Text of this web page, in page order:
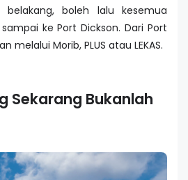
belakang, boleh lalu kesemua
ke Port Dickson. Dari Port
melalui Morib, PLUS atau LEKAS.
Sekarang Bukanlah